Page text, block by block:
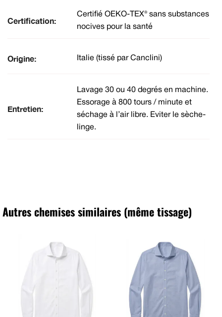
Certification:
Certifié OEKO-TEX® sans substances
nocives pour la santé
Origine: Italie (tissé par Canclini)
Entretien:
Lavage 30 ou 40 degrés en machine.
Essorage à 800 tours / minute et
séchage à l’air libre. Eviter le sèche-
linge.
Autres chemises similaires (même tissage)